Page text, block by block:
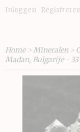
Inloggen
Home>Mineralen >
Madan, Bulgarije -